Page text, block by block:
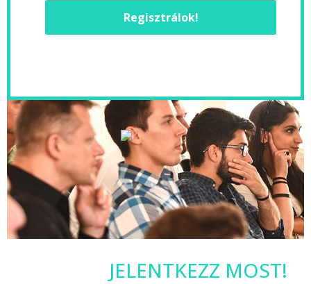
Regisztrálok!
JELENTKEZZ MOST!